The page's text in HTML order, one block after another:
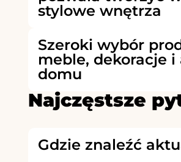
stylowe wnętrza
Szeroki wybór
meble, dekoracje i
domu
Najczęstsze
Gdzie znaleźć